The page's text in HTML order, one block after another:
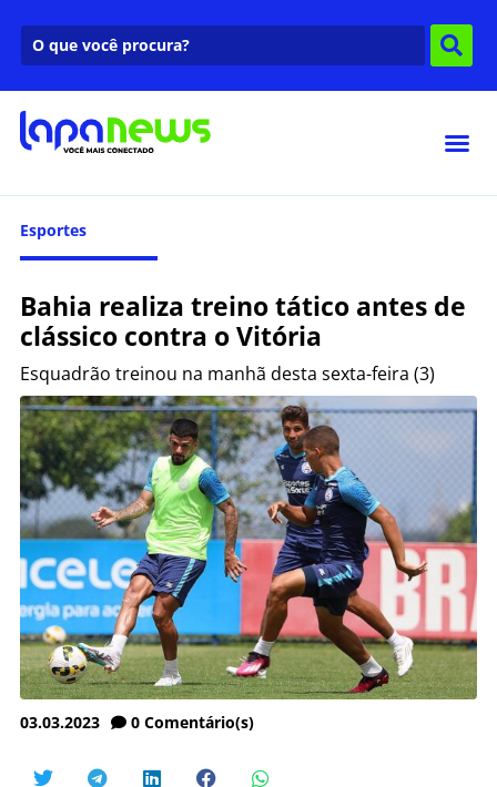
Esportes
Bahia realiza treino tático antes de
clássico contra o Vitória
Esquadrão treinou na manhã desta sexta-feira (3)
03.03.2023 0 Comentário(s)